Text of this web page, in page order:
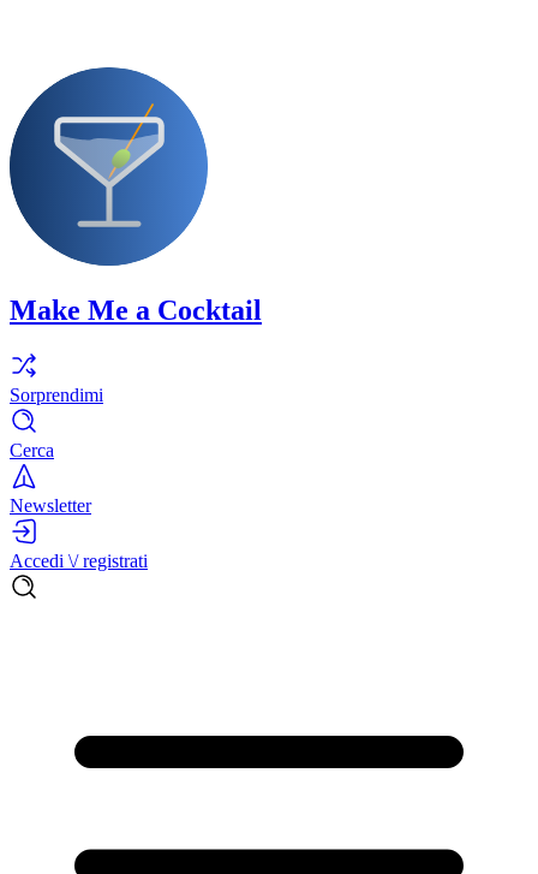
Make Me a Cocktail
Sorprendimi
Cerca
Newsletter
Accedi \/ registrati